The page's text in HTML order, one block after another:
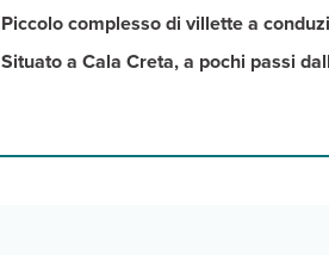
Piccolo complesso di villette a
Situato a Cala Creta, a pochi passi